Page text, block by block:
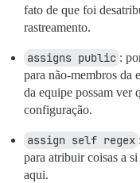
fato de que foi
rastreamento.
assigns public :
para não-membros da
da equipe possam ver
configuração.
assign self regex
para atribuir coisas a
aqui.